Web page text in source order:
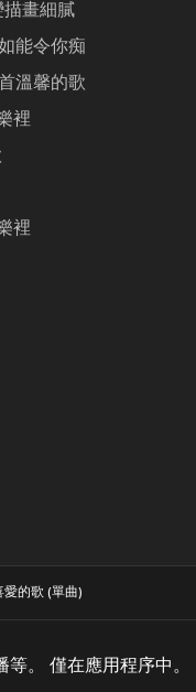
畫細膩
能令你痴
溫馨的歌
裡
裡
愛的歌 (單曲)
。 僅在應用程序中。